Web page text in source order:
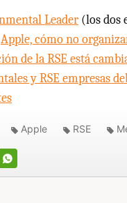
Leader (los dos
Apple, cómo no
de laRSEestá
yRSEempresas
Apple RSE